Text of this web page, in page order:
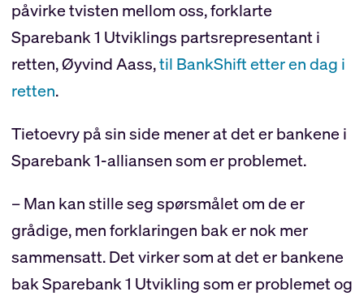
påvirke tvisten mellom oss, forklarte
Sparebank 1 Utviklings partsrepresentant i
retten, Øyvind Aass,til BankShift etter en dag i
retten.
Tietoevry på sin side mener at det er bankene i
Sparebank 1-alliansen som er problemet.
– Man kan stille seg spørsmålet om de er
grådige, men forklaringen bak er nok mer
sammensatt. Det virker som at det er bankene
bak Sparebank 1 Utvikling som er problemet og